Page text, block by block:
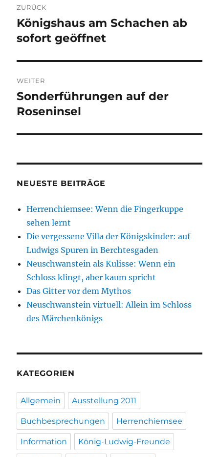
ZURÜCK
Vorheriger
Beitrag:
Königshaus am Schachen ab
sofort geöffnet
WEITER
Nächster
Beitrag:
Sonderführungen auf der
Roseninsel
NEUESTE BEITRÄGE
Herrenchiemsee: Wenn die Fingerkuppe
sehen lernt
Die vergessene Villa der Königskinder: auf
Ludwigs Spuren in Berchtesgaden
Neuschwanstein als Kulisse: Wenn ein
Schloss klingt, aber kaum spricht
Das Gitter vor dem Mythos
Neuschwanstein virtuell: Allein im Schloss
des Märchenkönigs
KATEGORIEN
Allgemein Ausstellung 2011
Buchbesprechungen Herrenchiemsee
Information König-Ludwig-Freunde